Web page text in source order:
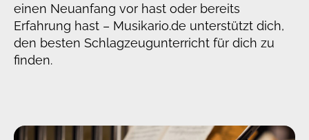
einen Neuanfang vor hast oder bereits
Erfahrung hast – Musikario.de unterstützt dich,
den besten Schlagzeugunterricht für dich zu
finden.